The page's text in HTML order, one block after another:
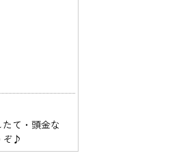
て・頭金な